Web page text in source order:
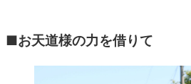
■お天道様の力を借りて